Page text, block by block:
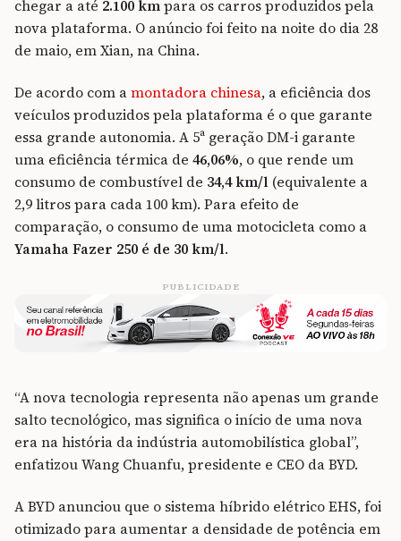
chegar a até 2.100 kmpara os carros produzidos pela
nova plataforma. O anúncio foi feito na noite do dia 28
de maio, em Xian, na China.
De acordo com amontadora chinesa, a eficiência dos
veículos produzidos pela plataforma é o que garante
essa grande autonomia. A 5ª geração DM-i garante
uma eficiência térmica de 46,06%, o que rende um
consumo de combustível de 34,4 km/l (equivalente a
2,9 litros para cada 100 km). Para efeito de
comparação, o consumo de uma motocicleta como a
Yamaha Fazer 250 é de 30 km/l.
PUBLICIDADE
“A nova tecnologia representa não apenas um grande
salto tecnológico, mas significa o início de uma nova
era na história da indústria automobilística global”,
enfatizou Wang Chuanfu, presidente e CEO da BYD.
A BYD anunciou que o sistema híbrido elétrico EHS, foi
otimizado para aumentar a densidade de potência em